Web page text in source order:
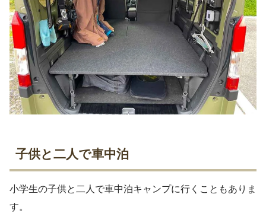
子供と二人で車中泊
小学生の子供と二人で車中泊キャンプに行くこともありま
す。